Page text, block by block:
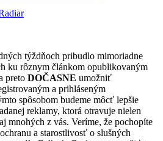
týždňoch pribudlo mimoriadne
ku rôznym článkom opublikovaným
preto DOČASNE umožniť
a prihláseným
spôsobom budeme môcť lepšie
reklamy, ktorá otravuje nielen
mnohých z vás. Veríme, že pochopíte
a starostlivosť o slušných